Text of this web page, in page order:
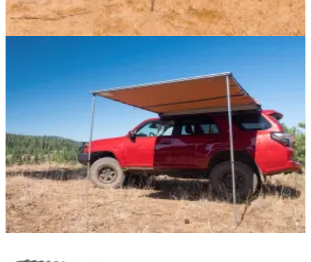
320,00 €
inkl. MwSt.
ARB Touring Markise inklusive LED Leiste
2000mm breit, 2500mm lang
Merkmale: Länge der Teleskopstangen: 218 cm (= max.
Befestigungshöhe am Fzg.) Breite der Montageschiene: 63 mm
Abstand der beiden CNuten: 50 mm Integrierter LEDStreifen mit
max. 1200 Lumen 2 LichtModi (CoolWhite & Amber), dimmbar
Lieferumfang: Montageteile, Heringe, Spannseile, Teleskopstangen.
489,99 €
inkl. MwSt.